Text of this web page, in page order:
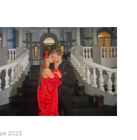
2023